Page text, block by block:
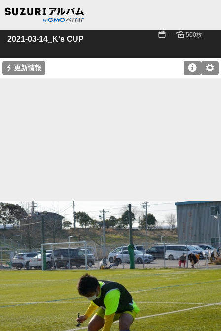
2021-03-14_K's CUP 📅 --- 🌄 500枚
⚡ 更新情報 ⚙
